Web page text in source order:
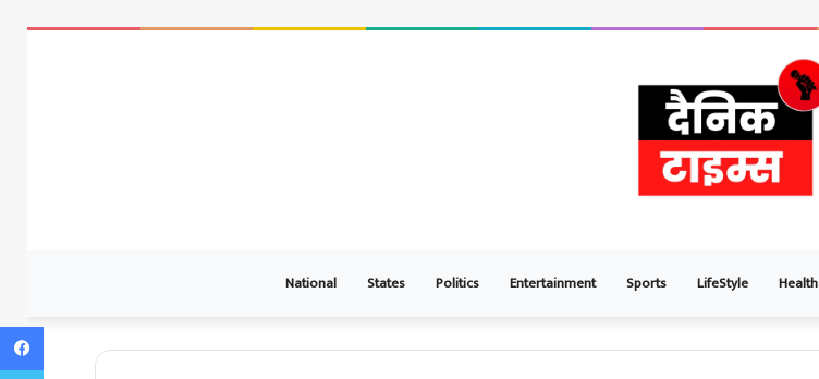
National States Politics Entertainment Sports LifeStyle Health
Facebook
Twitter